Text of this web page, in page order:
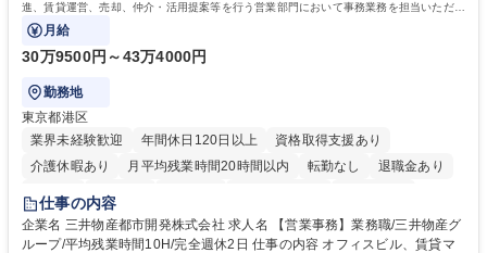
進、賃貸運営、売却、仲介・活用提案等を行う営業部門において事務業務を担当いただき
ます。
月給
30万9500円～43万4000円
勤務地
東京都港区
業界未経験歓迎
年間休日120日以上
資格取得支援あり
介護休暇あり
月平均残業時間20時間以内 転勤なし
退職金あり
在宅OK
賞与あり
駅近5分以内
土日祝休み 寮・社宅あり
仕事の内容
企業名 三井物産都市開発株式会社 求人名 【営業事務】業務職/三井物産グ
ループ/平均残業時間10H/完全週休2日 仕事の内容 オフィスビル、賃貸マ